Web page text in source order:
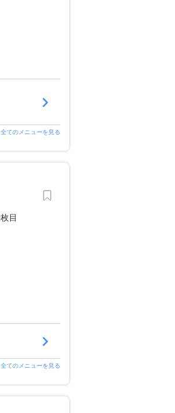
全てのメニューを見る
全てのメニューを見る